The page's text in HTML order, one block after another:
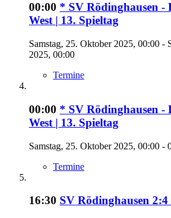
00:00 * SV Rödinghausen -
West | 13. Spieltag
Samstag, 25. Oktober 2025, 00:00 -
2025, 00:00
Termine
00:00 * SV Rödinghausen -
West | 13. Spieltag
Samstag, 25. Oktober 2025, 00:00 -
Termine
16:30 SV Rödinghausen